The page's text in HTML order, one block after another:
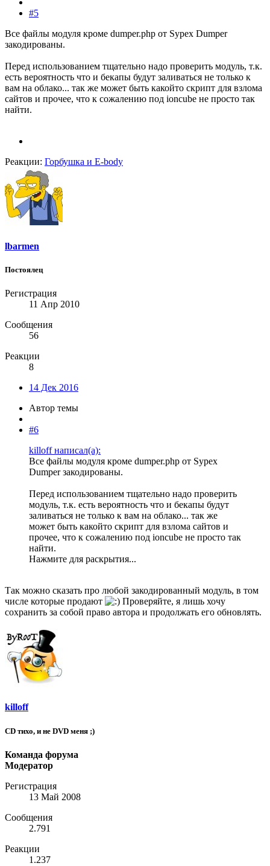
#5
Все файлы модуля кроме dumper.php от Sypex Dumper
закодированы.
Перед использованием тщательно надо проверить модуль, т.к.
есть вероятность что и бекапы будут заливаться не только к
вам на облако... так же может быть какойто скрипт для взлома
сайтов и прочее, что к сожалению под ioncube не просто так
найти.
Реакции: Горбушка и E-body
lbarmen
Постоялец
Регистрация
11 Апр 2010
Сообщения
56
Реакции
8
14 Дек 2016
Автор темы
#6
killoff написал(а):
Все файлы модуля кроме dumper.php от Sypex
Dumper закодированы.
Перед использованием тщательно надо проверить
модуль, т.к. есть вероятность что и бекапы будут
заливаться не только к вам на облако... так же
может быть какойто скрипт для взлома сайтов и
прочее, что к сожалению под ioncube не просто так
найти.
Нажмите для раскрытия...
Так можно сказать про любой закодированный модуль, в том
числе которые продают
Проверяйте, я лишь хочу
сохранить за собой право автора и продолжать его обновлять.
killoff
CD тихо, и не DVD меня ;)
Команда форума
Модератор
Регистрация
13 Май 2008
Сообщения
2.791
Реакции
1.237